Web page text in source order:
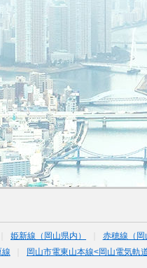
姫新線（岡山県内） 赤穂線（岡
線 岡山市電東山本線<岡山電気軌